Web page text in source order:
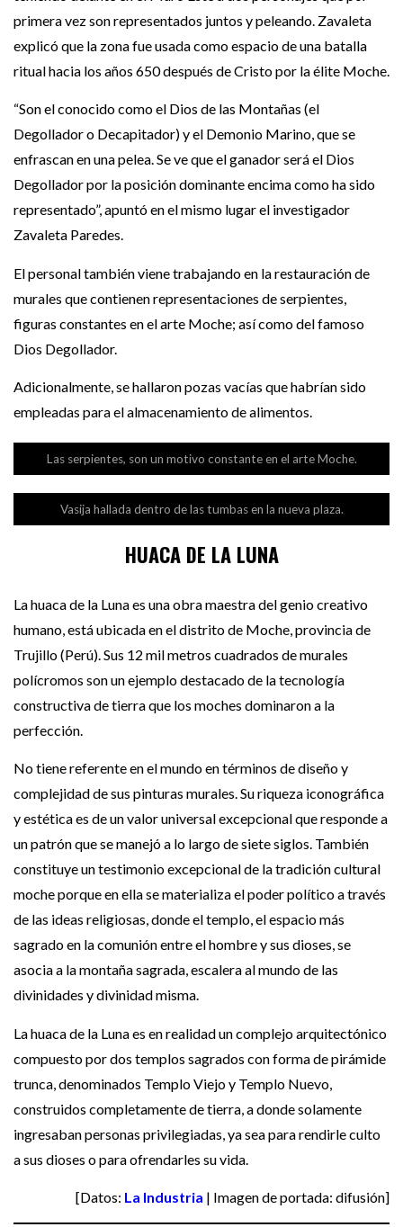
primera vez son representados juntos y peleando. Zavaleta
explicó que la zona fue usada como espacio de una batalla
ritual hacia los años 650 después de Cristo por la élite Moche.
“Son el conocido como el Dios de las Montañas (el
Degollador o Decapitador) y el Demonio Marino, que se
enfrascan en una pelea. Se ve que el ganador será el Dios
Degollador por la posición dominante encima como ha sido
representado”, apuntó en el mismo lugar el investigador
Zavaleta Paredes.
El personal también viene trabajando en la restauración de
murales que contienen representaciones de serpientes,
figuras constantes en el arte Moche; así como del famoso
Dios Degollador.
Adicionalmente, se hallaron pozas vacías que habrían sido
empleadas para el almacenamiento de alimentos.
Las serpientes, son un motivo constante en el arte Moche.
Vasija hallada dentro de las tumbas en la nueva plaza.
HUACA DE LA LUNA
La huaca de la Luna es una obra maestra del genio creativo
humano, está ubicada en el distrito de Moche, provincia de
Trujillo (Perú). Sus 12 mil metros cuadrados de murales
polícromos son un ejemplo destacado de la tecnología
constructiva de tierra que los moches dominaron a la
perfección.
No tiene referente en el mundo en términos de diseño y
complejidad de sus pinturas murales. Su riqueza iconográfica
y estética es de un valor universal excepcional que responde a
un patrón que se manejó a lo largo de siete siglos. También
constituye un testimonio excepcional de la tradición cultural
moche porque en ella se materializa el poder político a través
de las ideas religiosas, donde el templo, el espacio más
sagrado en la comunión entre el hombre y sus dioses, se
asocia a la montaña sagrada, escalera al mundo de las
divinidades y divinidad misma.
La huaca de la Luna es en realidad un complejo arquitectónico
compuesto por dos templos sagrados con forma de pirámide
trunca, denominados Templo Viejo y Templo Nuevo,
construidos completamente de tierra, a donde solamente
ingresaban personas privilegiadas, ya sea para rendirle culto
a sus dioses o para ofrendarles su vida.
[Datos: La Industria | Imagen de portada: difusión]